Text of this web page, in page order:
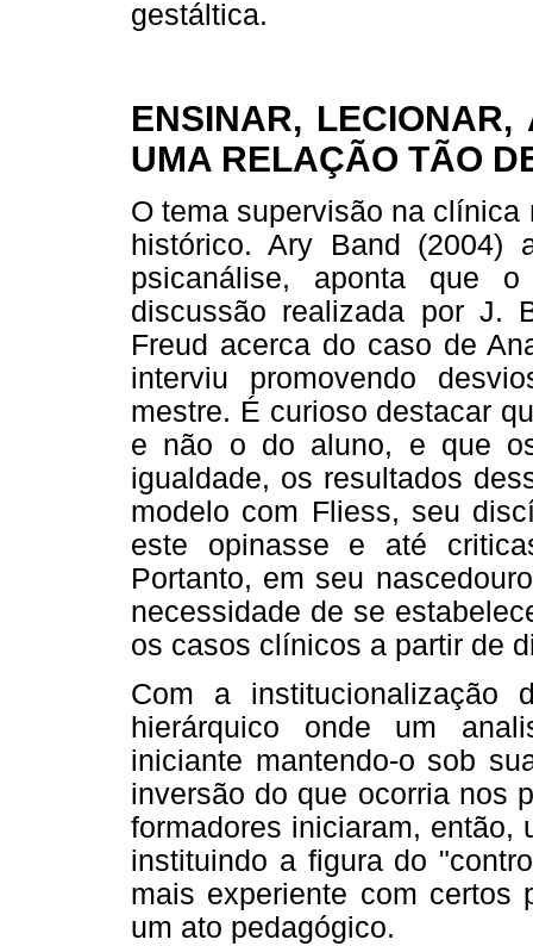
gestáltica.
ENSINAR, LECIONAR,
UMA RELAÇÃO TÃO
O tema supervisão na
histórico. Ary Band (2004)
psicanálise, aponta que
discussão realizada por J.
Freud acerca do caso de
interviu promovendo
mestre. É curioso destacar
e não o do aluno, e que
igualdade, os resultados
modelo com Fliess, seu
este opinasse e até
Portanto, em seu
necessidade de se
os casos clínicos a partir de
Com a institucionalização
hierárquico onde um
iniciante mantendo-o sob
inversão do que ocorria nos
formadores iniciaram, então,
instituindo a figura do
mais experiente com certos
um ato pedagógico.